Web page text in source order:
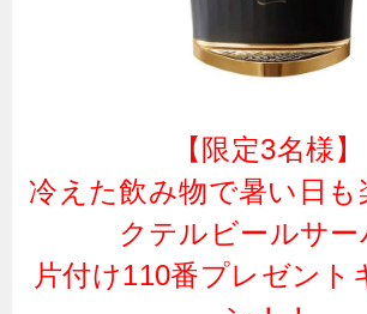
【限定3名様】
冷えた飲み物で暑い日も
クテルビールサー
片付け110番プレゼント